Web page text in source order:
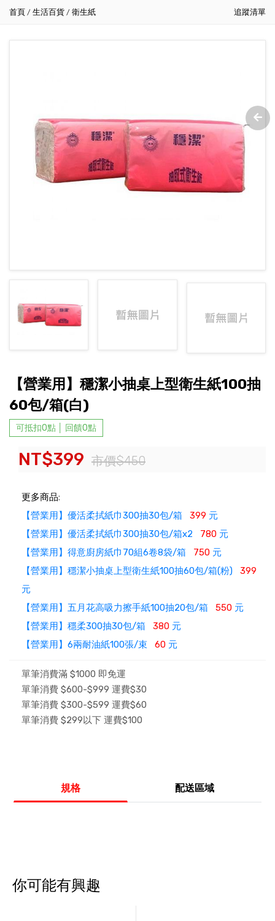
首頁 / 生活百貨 / 衛生紙 追蹤清單
【營業用】穩潔小抽桌上型衛生紙100抽
60包/箱(白)
可抵扣0點 │ 回饋0點
NT$399 市價$450
更多商品:
【營業用】優活柔拭紙巾300抽30包/箱 399 元
【營業用】優活柔拭紙巾300抽30包/箱x2 780 元
【營業用】得意廚房紙巾70組6卷8袋/箱 750 元
【營業用】穩潔小抽桌上型衛生紙100抽60包/箱(粉) 399
元
【營業用】五月花高吸力擦手紙100抽20包/箱 550 元
【營業用】穩柔300抽30包/箱 380 元
【營業用】6兩耐油紙100張/束 60 元
單筆消費滿 $1000 即免運
單筆消費 $600-$999 運費$30
單筆消費 $300-$599 運費$60
單筆消費 $299以下 運費$100
規格 配送區域
你可能有興趣